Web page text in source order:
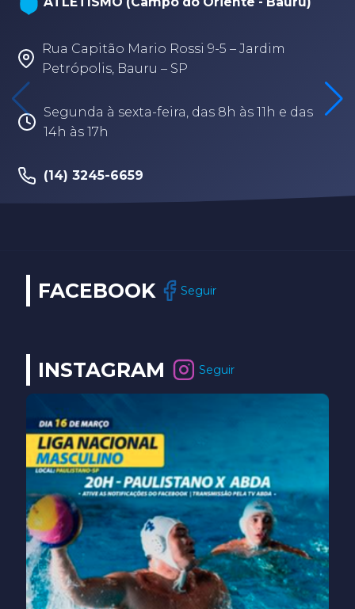
Rua Capitão Mario Rossi 9-5 – Jardim
Petrópolis, Bauru – SP
Segunda à sexta-feira, das 8h às 11h e das
14h às 17h
(14) 3245-6659
FACEBOOK Seguir
INSTAGRAM Seguir